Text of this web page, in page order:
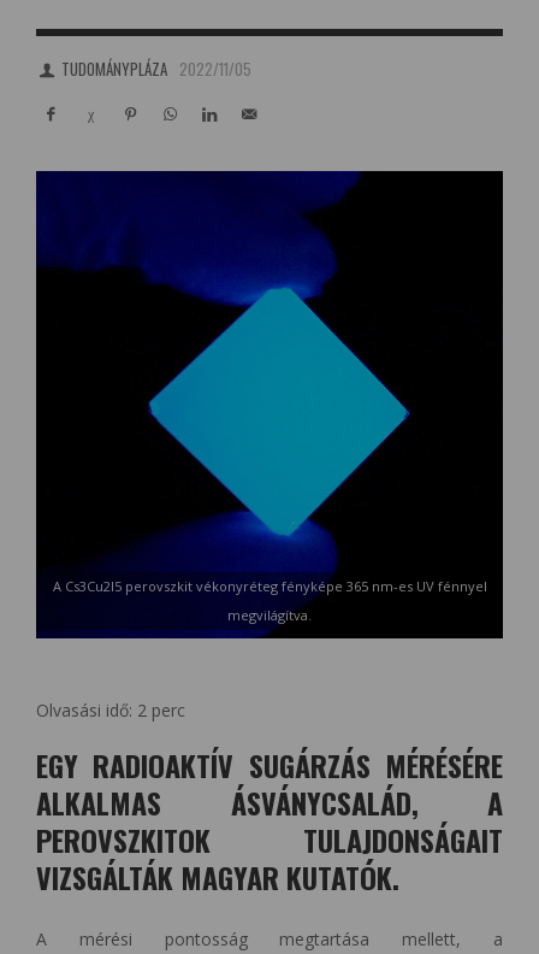
TUDOMÁNYPLÁZA 2022/11/05
A Cs3Cu2I5 perovszkit vékonyréteg fényképe 365 nm-es UV fénnyel
megvilágítva.
Olvasási idő: 2 perc
EGY RADIOAKTÍV SUGÁRZÁS MÉRÉSÉRE
ALKALMAS ÁSVÁNYCSALÁD, A
PEROVSZKITOK TULAJDONSÁGAIT
VIZSGÁLTÁK MAGYAR KUTATÓK.
A mérési pontosság megtartása mellett, a